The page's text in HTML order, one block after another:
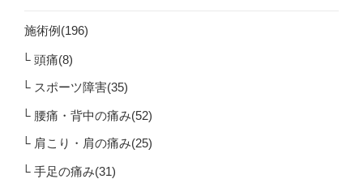
施術例(196)
頭痛(8)
スポーツ障害(35)
腰痛・背中の痛み(52)
肩こり・肩の痛み(25)
手足の痛み(31)